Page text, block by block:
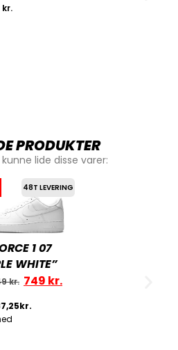
kr.
PRODUKTER
lide disse varer:
48T LEVERING
1 07
WHITE”
kr. 749 kr.